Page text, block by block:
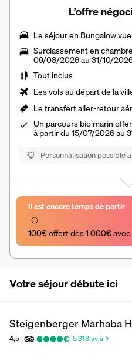
L’offre
Le séjour en Bungalow
Surclassement en
09/08/2026 au 31/10/
Tout inclus
Les vols au départ de la
Letransfert aller-retour
Un parcours bio marin
à partir du 15/07/2026 au
Personnalisation possible
Il est encore temps de partir
100€ offert dès 1 000€ avec
Votre séjour débute ici
Steigenberger Marhaba
4,5 5 913avis